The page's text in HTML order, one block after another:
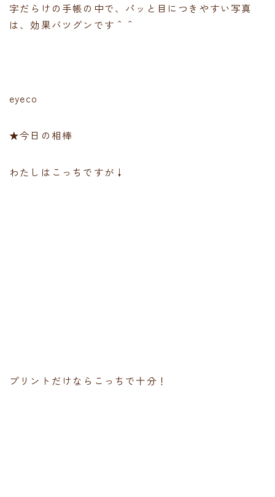
字だらけの手帳の中で、パッと目につきやすい写真
は、効果バツグンです＾＾
eyeco
★今日の相棒
わたしはこっちですが↓
プリントだけならこっちで十分！